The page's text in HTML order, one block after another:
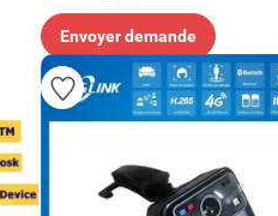
Envoyer demande